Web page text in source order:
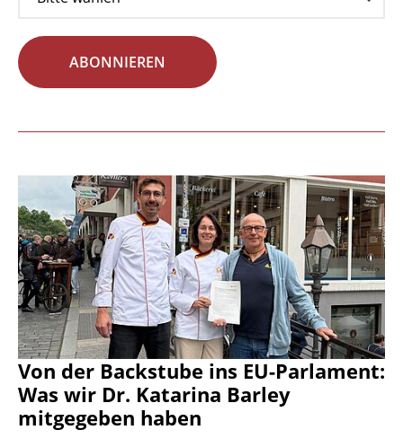
ABONNIEREN
Von der Backstube ins EU-Parlament:
Was wir Dr. Katarina Barley
mitgegeben haben